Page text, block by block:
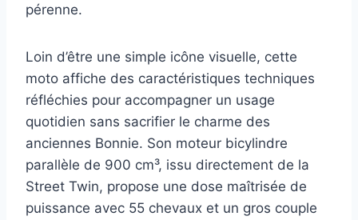
pérenne.
Loin d’être une simple icône visuelle, cette
moto affiche des caractéristiques techniques
réfléchies pour accompagner un usage
quotidien sans sacrifier le charme des
anciennes Bonnie. Son moteur bicylindre
parallèle de 900 cm³, issu directement de la
Street Twin, propose une dose maîtrisée de
puissance avec 55 chevaux et un gros couple